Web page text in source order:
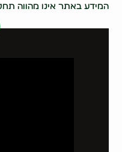
המידע באתר אינו מהווה